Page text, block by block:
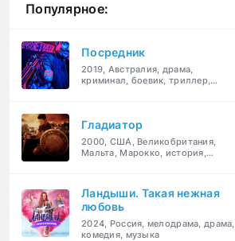
Популярное:
Посредник
2019, Австралия, драма,
криминал, боевик, триллер,
Гладиатор
2000, США, Великобритания,
Мальта, Марокко, история,
Ландыши. Такая нежная
любовь
2024, Россия, мелодрама, драма,
комедия, музыка